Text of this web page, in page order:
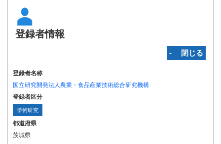
登録者情報
‐ 閉じる
登録者名称
国立研究開発法人農業・食品産業技術総合研究機構
登録者区分
学術研究
都道府県
茨城県